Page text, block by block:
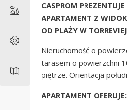
CASPROM
APARTAMENT Z
OD PLAŻY W
Nieruchomość o
tarasem o powierzchni
piętrze. Orientacja
APARTAMENT OFERUJE: